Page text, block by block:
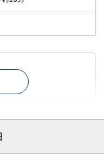
レスポンスが早い